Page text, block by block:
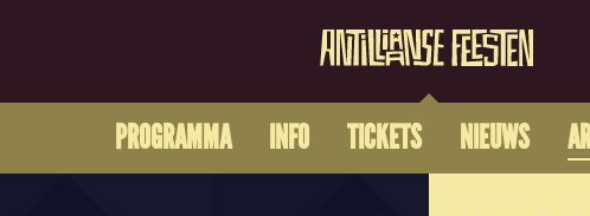
PROGRAMMA INFO TICKETS NIEUWS